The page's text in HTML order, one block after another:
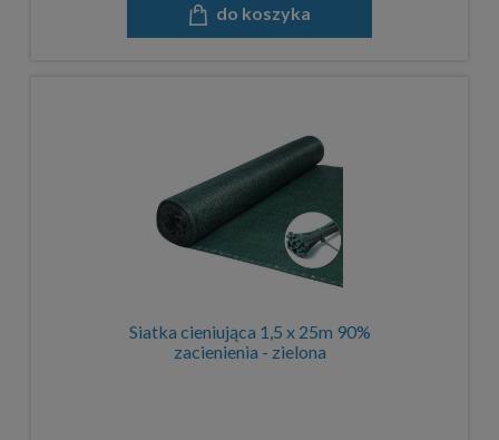
do koszyka
Siatka cieniująca 1,5 x 25m 90%
zacienienia - zielona